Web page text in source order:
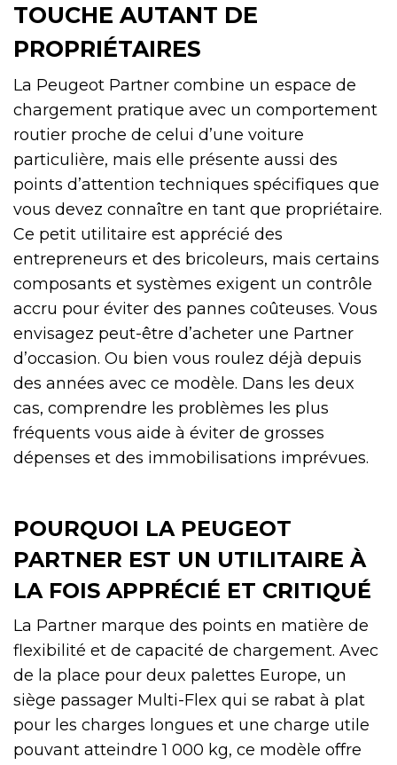
TOUCHE AUTANT DE
PROPRIÉTAIRES
La Peugeot Partner combine un espace de
chargement pratique avec un comportement
routier proche de celui d’une voiture
particulière, mais elle présente aussi des
points d’attention techniques spécifiques que
vous devez connaître en tant que propriétaire.
Ce petit utilitaire est apprécié des
entrepreneurs et des bricoleurs, mais certains
composants et systèmes exigent un contrôle
accru pour éviter des pannes coûteuses. Vous
envisagez peut-être d’acheter une Partner
d’occasion. Ou bien vous roulez déjà depuis
des années avec ce modèle. Dans les deux
cas, comprendre les problèmes les plus
fréquents vous aide à éviter de grosses
dépenses et des immobilisations imprévues.
POURQUOI LA PEUGEOT
PARTNER EST UN UTILITAIRE À
LA FOIS APPRÉCIÉ ET CRITIQUÉ
La Partner marque des points en matière de
flexibilité et de capacité de chargement. Avec
de la place pour deux palettes Europe, un
siège passager Multi-Flex qui se rabat à plat
pour les charges longues et une charge utile
pouvant atteindre 1 000 kg, ce modèle offre